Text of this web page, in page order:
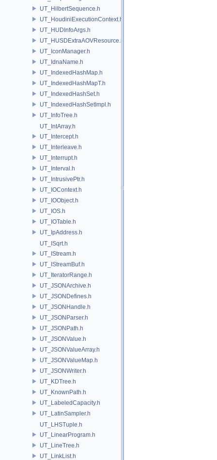
UT_HilbertSequence.h
UT_HoudiniExecutionContext.h
UT_HUDInfoArgs.h
UT_HUSDExtraAOVResource.h
UT_IconManager.h
UT_IdnaName.h
UT_IndexedHashMap.h
UT_IndexedHashMapT.h
UT_IndexedHashSet.h
UT_IndexedHashSetImpl.h
UT_InfoTree.h
UT_IntArray.h
UT_Intercept.h
UT_Interleave.h
UT_Interrupt.h
UT_Interval.h
UT_IntrusivePtr.h
UT_IOContext.h
UT_IOObject.h
UT_IOS.h
UT_IOTable.h
UT_IpAddress.h
UT_ISqrt.h
UT_IStream.h
UT_IStreamBuf.h
UT_IteratorRange.h
UT_JSONArchive.h
UT_JSONDefines.h
UT_JSONHandle.h
UT_JSONParser.h
UT_JSONPath.h
UT_JSONValue.h
UT_JSONValueArray.h
UT_JSONValueMap.h
UT_JSONWriter.h
UT_KDTree.h
UT_KnownPath.h
UT_LabeledCapacity.h
UT_LatinSampler.h
UT_LHSTuple.h
UT_LinearProgram.h
UT_LineTree.h
UT_LinkList.h